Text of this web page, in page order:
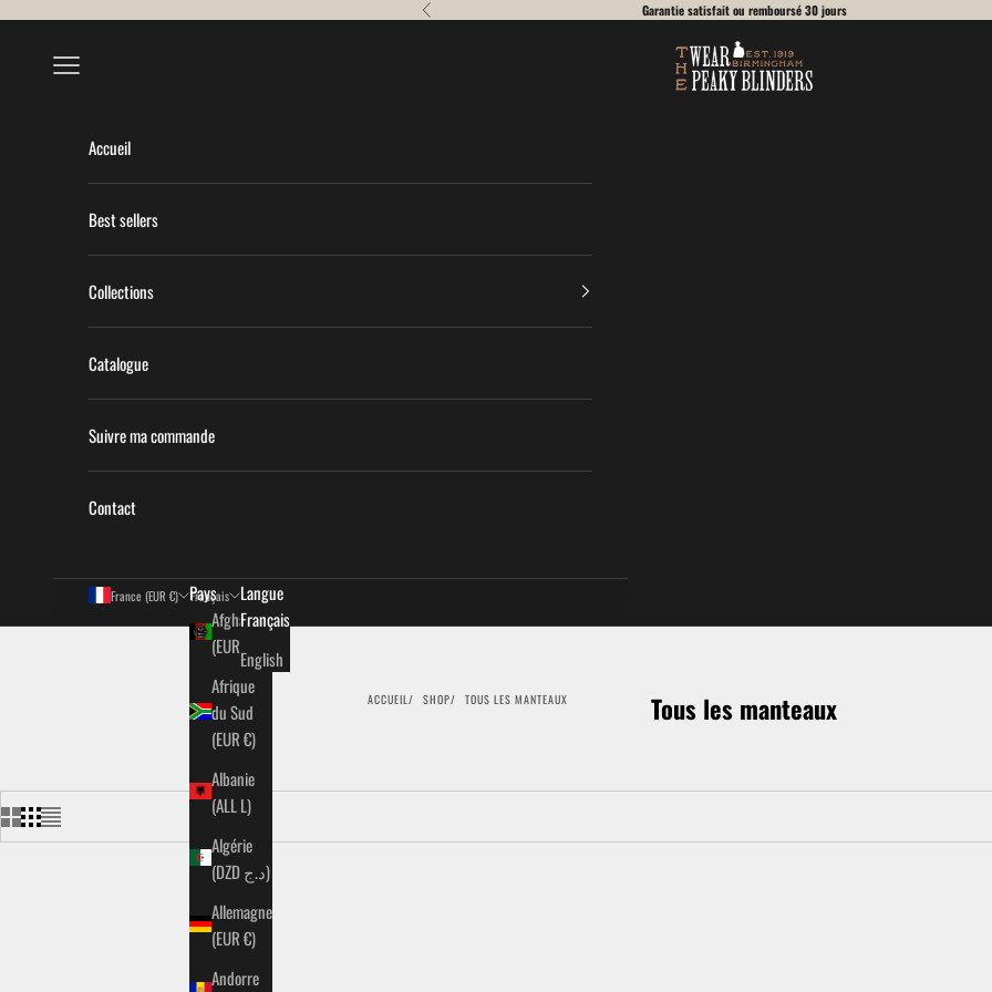
Précédent Garantie satisfait ou remboursé 30 jours
Wear Peaky Blinders
Menu
Accueil
Best sellers
Collections
Catalogue
Suivre ma commande
Contact
France (EUR €)
Pays
Afghanistan
Afrique
du Sud
(EUR €)
Albanie
(ALL L)
Algérie
(DZD د.ج)
Allemagne
(EUR €)
Andorre
Français
Langue
Français
English
ACCUEIL SHOP TOUS LES MANTEAUX Tous les manteaux